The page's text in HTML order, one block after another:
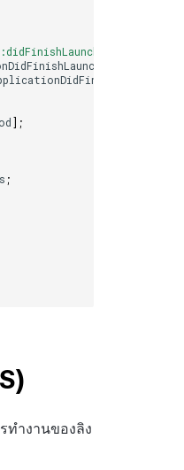
];
;
ทำงานของลิง